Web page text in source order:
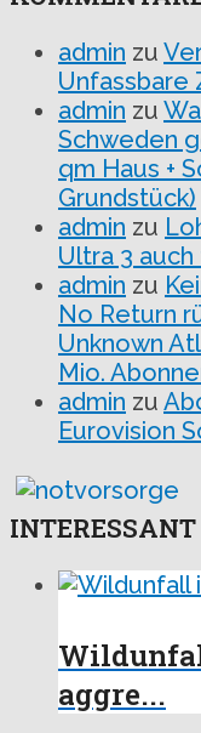
admin zu
Unfassbare
admin zu
Schweden
qm Haus +
Grundstück)
admin zu
Ultra 3
admin zu
No Return
Unknown
Mio.
admin zu
Eurovision
INTERESSANT
aggre...